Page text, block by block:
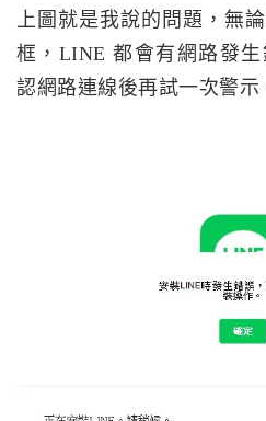
上圖就是我說的問題，無
框，LINE 都會有網路發
認網路連線後再試一次警示